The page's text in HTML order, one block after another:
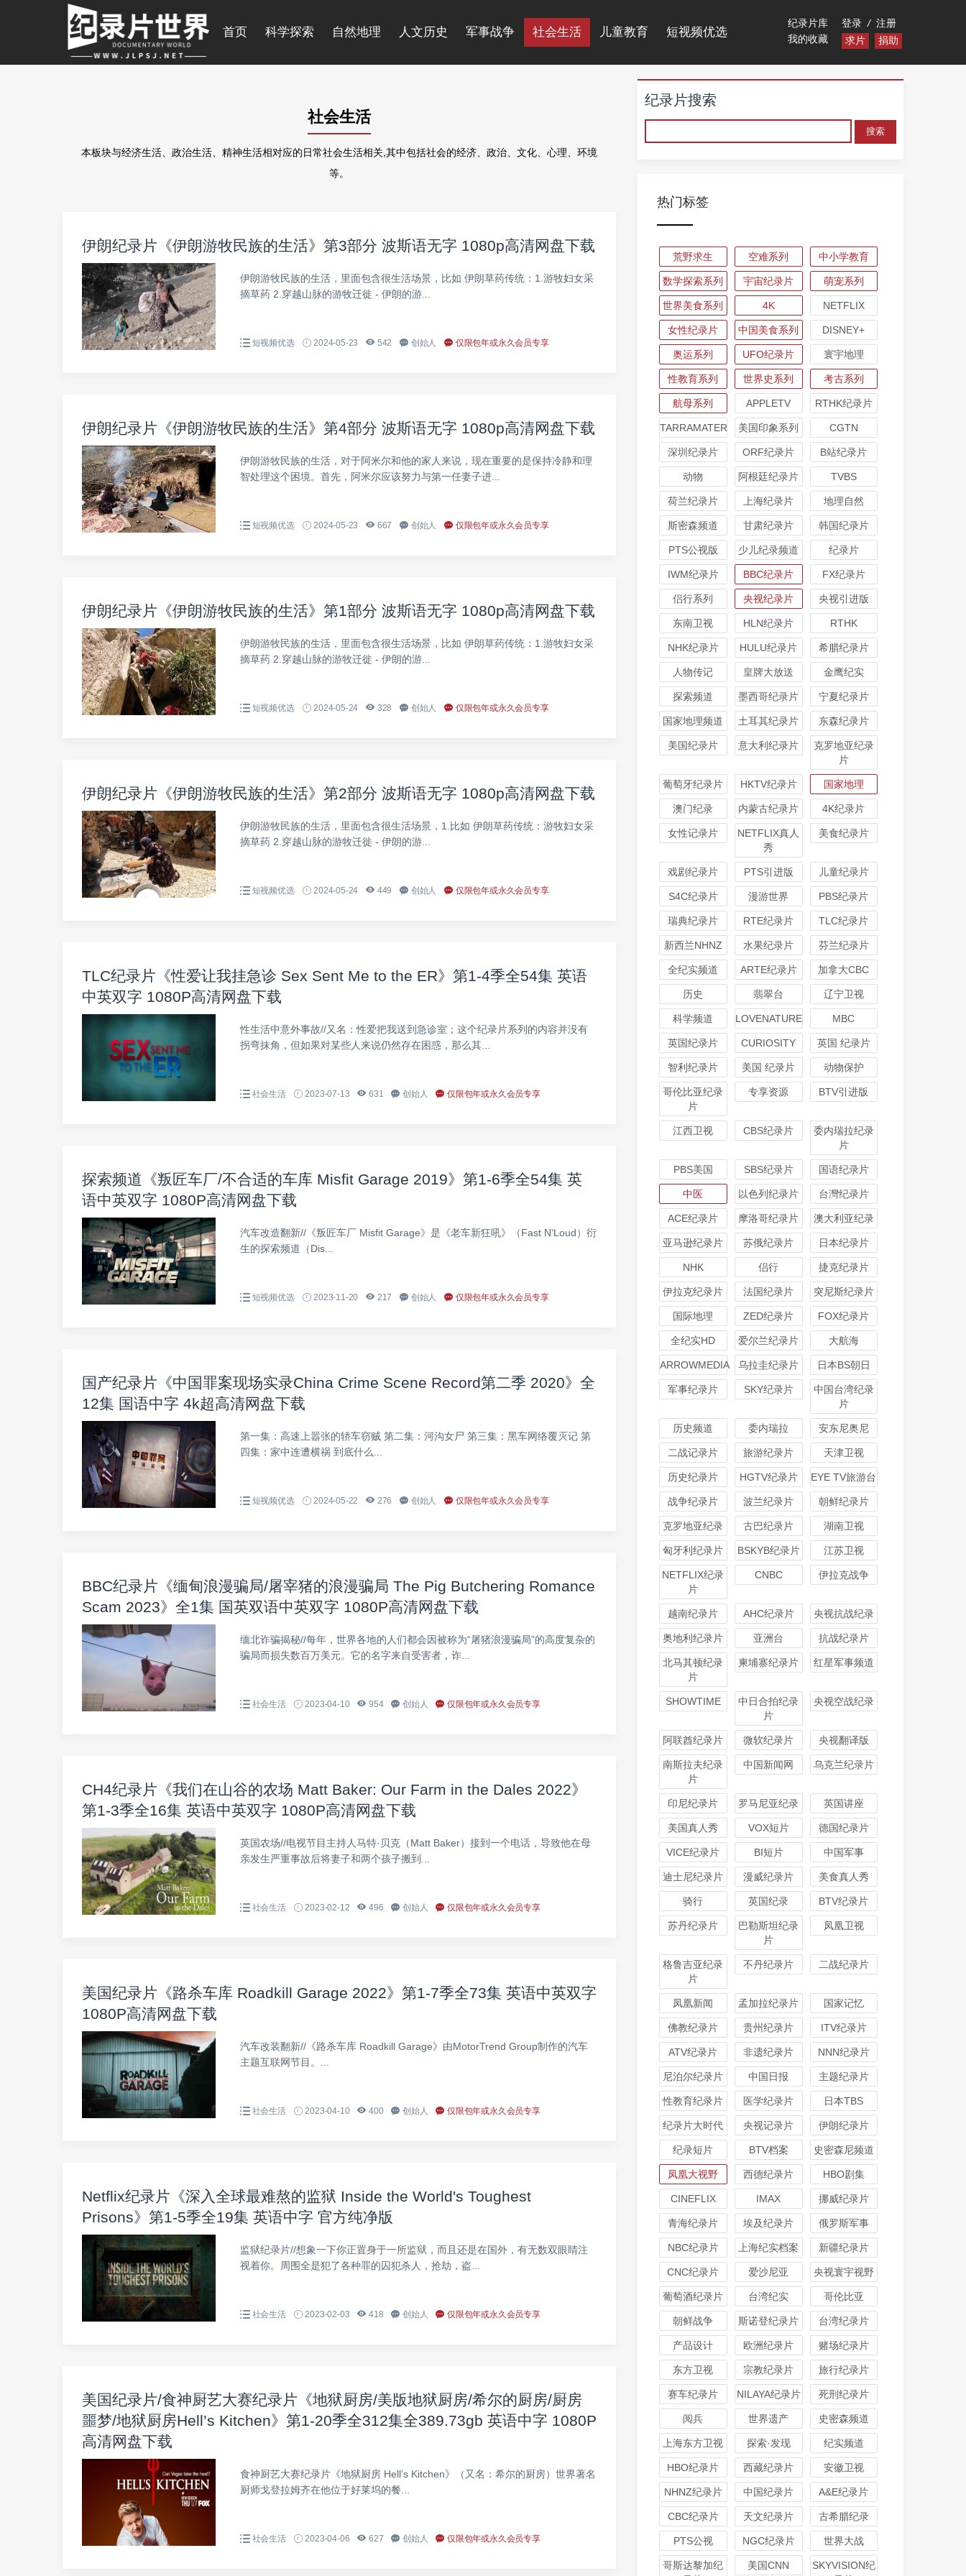
首页 科学探索 自然地理 人文历史 军事战争 社会生活 儿童教育 短视频优选
纪录片库
我的收藏
登录 / 注册
求片
捐助
社会生活
本板块与经济生活、政治生活、精神生活相对应的日常社会生活相关,其中包括社会的经济、政治、文化、心理、环境
等。
伊朗纪录片《伊朗游牧民族的生活》第3部分 波斯语无字 1080p高清网盘下载
伊朗游牧民族的生活，里面包含很生活场景，比如 伊朗草药传统：1.游牧妇女采
摘草药 2.穿越山脉的游牧迁徙 - 伊朗的游...
短视频优选 2024-05-23 542 创始人 仅限包年或永久会员专享
伊朗纪录片《伊朗游牧民族的生活》第4部分 波斯语无字 1080p高清网盘下载
伊朗游牧民族的生活，对于阿米尔和他的家人来说，现在重要的是保持冷静和理
智处理这个困境。首先，阿米尔应该努力与第一任妻子进...
短视频优选 2024-05-23 667 创始人 仅限包年或永久会员专享
伊朗纪录片《伊朗游牧民族的生活》第1部分 波斯语无字 1080p高清网盘下载
伊朗游牧民族的生活，里面包含很生活场景，比如 伊朗草药传统：1.游牧妇女采
摘草药 2.穿越山脉的游牧迁徙 - 伊朗的游...
短视频优选 2024-05-24 328 创始人 仅限包年或永久会员专享
伊朗纪录片《伊朗游牧民族的生活》第2部分 波斯语无字 1080p高清网盘下载
伊朗游牧民族的生活，里面包含很生活场景，1.比如 伊朗草药传统：游牧妇女采
摘草药 2.穿越山脉的游牧迁徙 - 伊朗的游...
短视频优选 2024-05-24 449 创始人 仅限包年或永久会员专享
TLC纪录片《性爱让我挂急诊 Sex Sent Me to the ER》第1-4季全54集 英语
中英双字 1080P高清网盘下载
性生活中意外事故//又名：性爱把我送到急诊室；这个纪录片系列的内容并没有
拐弯抹角，但如果对某些人来说仍然存在困惑，那么其...
社会生活 2023-07-13 631 创始人 仅限包年或永久会员专享
探索频道《叛匠车厂/不合适的车库 Misfit Garage 2019》第1-6季全54集 英
语中英双字 1080P高清网盘下载
汽车改造翻新//《叛匠车厂 Misfit Garage》是《老车新狂吼》（Fast N'Loud）衍
生的探索频道（Dis...
短视频优选 2023-11-20 217 创始人 仅限包年或永久会员专享
国产纪录片《中国罪案现场实录China Crime Scene Record第二季 2020》全
12集 国语中字 4k超高清网盘下载
第一集：高速上嚣张的轿车窃贼 第二集：河沟女尸 第三集：黑车网络覆灭记 第
四集：家中连遭横祸 到底什么...
短视频优选 2024-05-22 276 创始人 仅限包年或永久会员专享
BBC纪录片《缅甸浪漫骗局/屠宰猪的浪漫骗局 The Pig Butchering Romance
Scam 2023》全1集 国英双语中英双字 1080P高清网盘下载
缅北诈骗揭秘//每年，世界各地的人们都会因被称为“屠猪浪漫骗局”的高度复杂的
骗局而损失数百万美元。它的名字来自受害者，诈...
社会生活 2023-04-10 954 创始人 仅限包年或永久会员专享
CH4纪录片《我们在山谷的农场 Matt Baker: Our Farm in the Dales 2022》
第1-3季全16集 英语中英双字 1080P高清网盘下载
英国农场//电视节目主持人马特·贝克（Matt Baker）接到一个电话，导致他在母
亲发生严重事故后将妻子和两个孩子搬到...
社会生活 2023-02-12 496 创始人 仅限包年或永久会员专享
美国纪录片《路杀车库 Roadkill Garage 2022》第1-7季全73集 英语中英双字
1080P高清网盘下载
汽车改装翻新//《路杀车库 Roadkill Garage》由MotorTrend Group制作的汽车
主题互联网节目。...
社会生活 2023-04-10 400 创始人 仅限包年或永久会员专享
Netflix纪录片《深入全球最难熬的监狱 Inside the World's Toughest
Prisons》第1-5季全19集 英语中字 官方纯净版
监狱纪录片//​想象一下你正置身于一所监狱，而且还是在国外，有无数双眼睛注
视着你。周围全是犯了各种罪的囚犯杀人，抢劫，盗...
社会生活 2023-02-03 418 创始人 仅限包年或永久会员专享
美国纪录片/食神厨艺大赛纪录片《地狱厨房/美版地狱厨房/希尔的厨房/厨房
噩梦/地狱厨房Hell’s Kitchen》第1-20季全312集全389.73gb 英语中字 1080P
高清网盘下载
食神厨艺大赛纪录片《地狱厨房 Hell’s Kitchen》（又名：希尔的厨房）世界著名
厨师戈登拉姆齐在他位于好莱坞的餐...
社会生活 2023-04-06 627 创始人 仅限包年或永久会员专享
纪录片搜索
热门标签
荒野求生 空难系列 中小学教育
数学探索系列 宇宙纪录片 萌宠系列
世界美食系列 4K NETFLIX
女性纪录片 中国美食系列 DISNEY+
奥运系列 UFO纪录片 寰宇地理
性教育系列 世界史系列 考古系列
航母系列 APPLETV RTHK纪录片
TARRAMATER 美国印象系列 CGTN
深圳纪录片 ORF纪录片 B站纪录片
动物 阿根廷纪录片 TVBS
荷兰纪录片 上海纪录片 地理自然
斯密森频道 甘肃纪录片 韩国纪录片
PTS公视版 少儿纪录频道 纪录片
IWM纪录片 BBC纪录片 FX纪录片
侣行系列 央视纪录片 央视引进版
东南卫视 HLN纪录片 RTHK
NHK纪录片 HULU纪录片 希腊纪录片
人物传记 皇牌大放送 金鹰纪实
探索频道 墨西哥纪录片 宁夏纪录片
国家地理频道 土耳其纪录片 东森纪录片
美国纪录片 意大利纪录片
克罗地亚纪录
片
葡萄牙纪录片 HKTV纪录片 国家地理
澳门纪录 内蒙古纪录片 4K纪录片
女性记录片
NETFLIX真人
秀
美食纪录片
戏剧纪录片 PTS引进版 儿童纪录片
S4C纪录片 漫游世界 PBS纪录片
瑞典纪录片 RTE纪录片 TLC纪录片
新西兰NHNZ 水果纪录片 芬兰纪录片
全纪实频道 ARTE纪录片 加拿大CBC
历史 翡翠台 辽宁卫视
科学频道 LOVENATURE MBC
英国纪录片 CURIOSITY 英国 纪录片
智利纪录片 美国 纪录片 动物保护
哥伦比亚纪录
片
专享资源 BTV引进版
江西卫视 CBS纪录片
委内瑞拉纪录
片
PBS美国 SBS纪录片 国语纪录片
中医 以色列纪录片 台灣纪录片
ACE纪录片 摩洛哥纪录片 澳大利亚纪录
亚马逊纪录片 苏俄纪录片 日本纪录片
NHK 侣行 捷克纪录片
伊拉克纪录片 法国纪录片 突尼斯纪录片
国际地理 ZED纪录片 FOX纪录片
全纪实HD 爱尔兰纪录片 大航海
ARROWMEDIA 乌拉圭纪录片 日本BS朝日
军事纪录片 SKY纪录片
中国台湾纪录
片
历史频道 委内瑞拉 安东尼奥尼
二战记录片 旅游纪录片 天津卫视
历史纪录片 HGTV纪录片 EYE TV旅游台
战争纪录片 波兰纪录片 朝鲜纪录片
克罗地亚纪录 古巴纪录片 湖南卫视
匈牙利纪录片 BSKYB纪录片 江苏卫视
NETFLIX纪录
片
CNBC 伊拉克战争
越南纪录片 AHC纪录片 央视抗战纪录
奥地利纪录片 亚洲台 抗战纪录片
北马其顿纪录
片
柬埔寨纪录片 红星军事频道
SHOWTIME
中日合拍纪录
片
央视空战纪录
阿联酋纪录片 微软纪录片 央视翻译版
南斯拉夫纪录
片
中国新闻网 乌克兰纪录片
印尼纪录片 罗马尼亚纪录 英国讲座
美国真人秀 VOX短片 德国纪录片
VICE纪录片 BI短片 中国军事
迪士尼纪录片 漫威纪录片 美食真人秀
骑行 英国纪录 BTV纪录片
苏丹纪录片
巴勒斯坦纪录
片
凤凰卫视
格鲁吉亚纪录
片
不丹纪录片 二战纪录片
凤凰新闻 孟加拉纪录片 国家记忆
佛教纪录片 贵州纪录片 ITV纪录片
ATV纪录片 非遗纪录片 NNN纪录片
尼泊尔纪录片 中国日报 主题纪录片
性教育纪录片 医学纪录片 日本TBS
纪录片大时代 央视记录片 伊朗纪录片
纪录短片 BTV档案 史密森尼频道
凤凰大视野 西德纪录片 HBO剧集
CINEFLIX IMAX 挪威纪录片
青海纪录片 埃及纪录片 俄罗斯军事
NBC纪录片 上海纪实档案 新疆纪录片
CNC纪录片 爱沙尼亚 央视寰宇视野
葡萄酒纪录片 台湾纪实 哥伦比亚
朝鲜战争 斯诺登纪录片 台湾纪录片
产品设计 欧洲纪录片 赌场纪录片
东方卫视 宗教纪录片 旅行纪录片
赛车纪录片 NILAYA纪录片 死刑纪录片
阅兵 世界遗产 史密森频道
上海东方卫视 探索·发现 纪实频道
HBO纪录片 西藏纪录片 安徽卫视
NHNZ纪录片 中国纪录片 A&E纪录片
CBC纪录片 天文纪录片 古希腊纪录
PTS公视 NGC纪录片 世界大战
哥斯达黎加纪
美国CNN
SKYVISION纪